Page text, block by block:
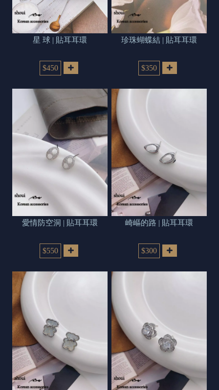
星 球 | 貼耳耳環
$450
珍珠蝴蝶結 | 貼耳耳環
$350
愛情防空洞 | 貼耳耳環
$550
崎嶇的路 | 貼耳耳環
$300